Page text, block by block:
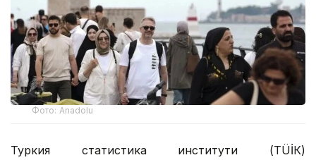
Фото: Anadolu
Туркия статистика институти (ТÜİК)